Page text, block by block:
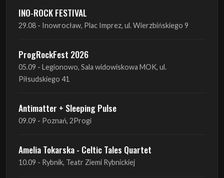
INO-ROCK FESTIVAL
29.08 - Inowrocław, Plac Imprez, ul. Wierzbińskiego 9
ProgRockFest 2026
05.09 - Legionowo, Sala widowiskowa MOK, ul.
Piłsudskiego 41
Antimatter + Sleeping Pulse
09.09 - Poznań, 2Progi
Amelia Tokarska - Celtic Tales Quartet
10.09 - Rybnik, Teatr Ziemi Rybnickiej